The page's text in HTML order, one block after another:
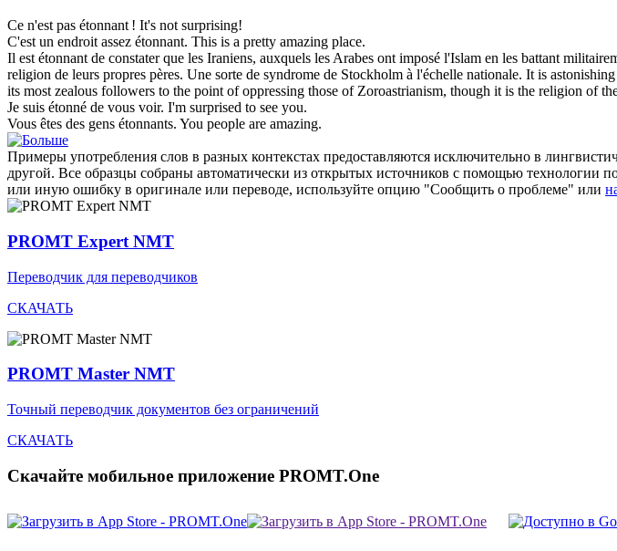
Ce n'est pas étonnant ! It's not surprising!
C'est un endroit assez étonnant. This is a pretty amazing place.
Il est étonnant de constater que les Iraniens, auxquels les Arabes ont imposé l'Islam en les battant
religion de leurs propres pères. Une sorte de syndrome de Stockholm à l'échelle nationale. It is astonishing
its most zealous followers to the point of oppressing those of Zoroastrianism, though it is the religion of
Je suis étonné de vous voir. I'm surprised to see you.
Vous êtes des gens étonnants. You people are amazing.
Примеры употребления слов в разных контекстах предоставляются исключительно в
другой. Все образцы собраны автоматически из открытых источников с помощью
или иную ошибку в оригинале или переводе, используйте опцию "Сообщить о проблеме" или
PROMT Expert NMT
Переводчик для переводчиков
СКАЧАТЬ
PROMT Master NMT
Точный переводчик документов без ограничений
СКАЧАТЬ
Скачайте мобильное приложение PROMT.One